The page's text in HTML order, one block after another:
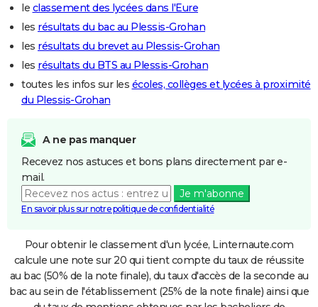
le classement des lycées dans l'Eure
les résultats du bac au Plessis-Grohan
les résultats du brevet au Plessis-Grohan
les résultats du BTS au Plessis-Grohan
toutes les infos sur les écoles, collèges et lycées à proximité
du Plessis-Grohan
A ne pas manquer
Recevez nos astuces et bons plans directement par e-
mail.
Je m'abonne
En savoir plus sur notre politique de confidentialité
Pour obtenir le classement d'un lycée, Linternaute.com
calcule une note sur 20 qui tient compte du taux de réussite
au bac (50% de la note finale), du taux d'accès de la seconde au
bac au sein de l'établissement (25% de la note finale) ainsi que